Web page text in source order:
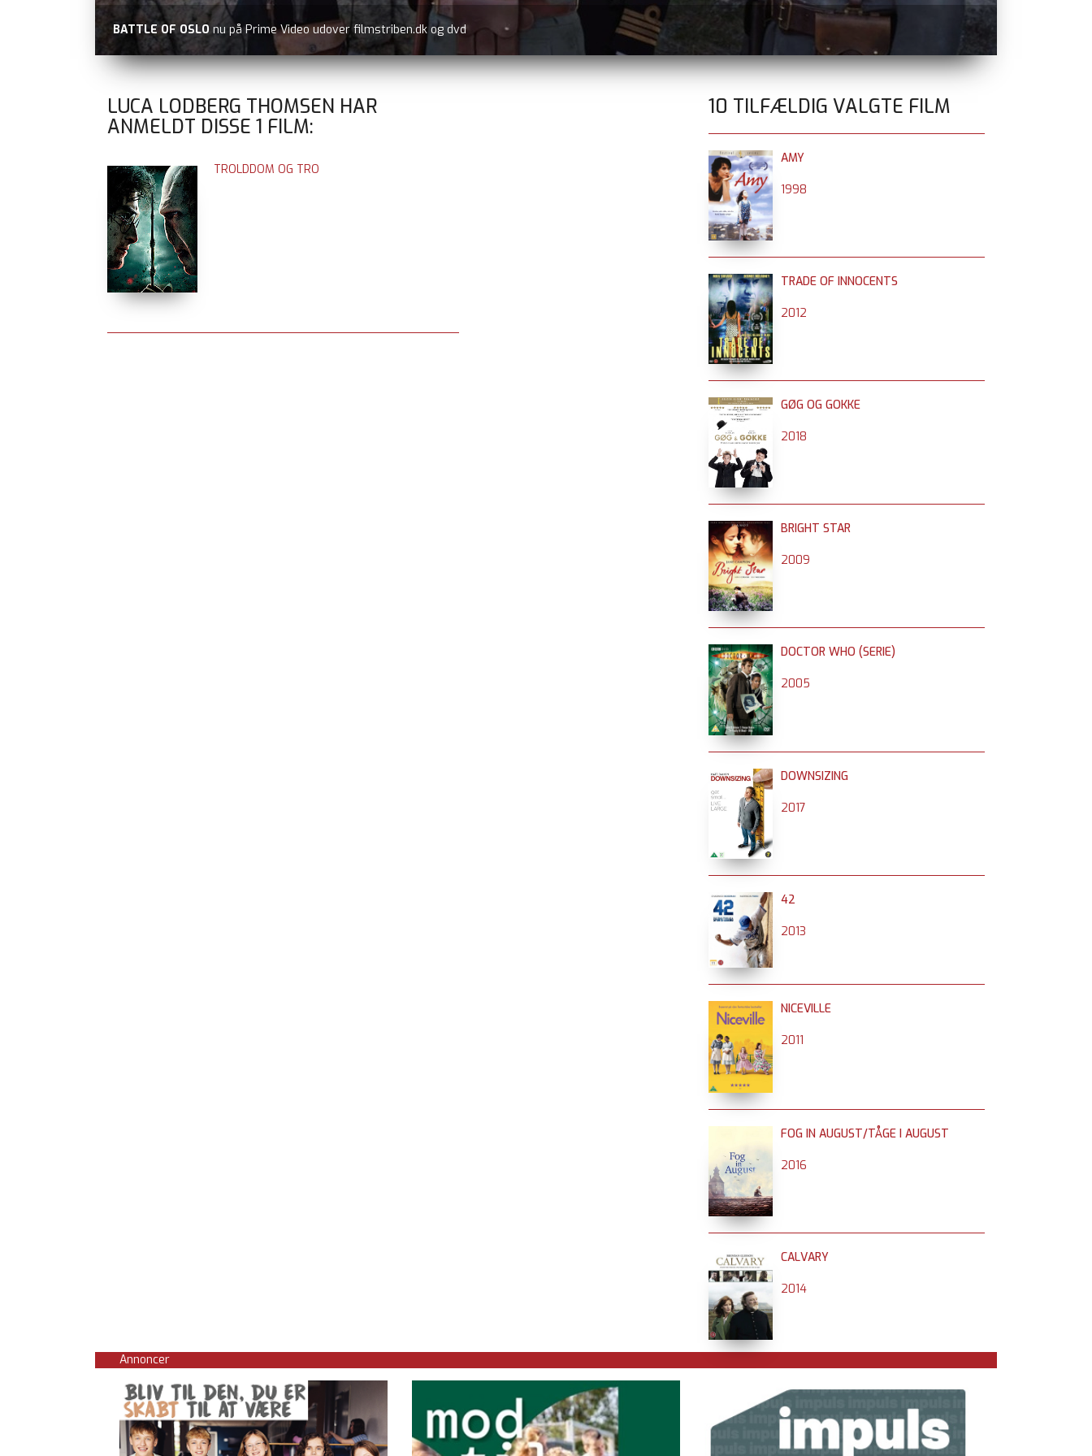
BATTLE OF OSLO nu på Prime Video udover filmstriben.dk og dvd
LUCA LODBERG THOMSEN HAR
ANMELDT DISSE 1 FILM:
TROLDDOM OG TRO
10 TILFÆLDIG VALGTE FILM
AMY
1998
TRADE OF INNOCENTS
2012
GØG OG GOKKE
2018
BRIGHT STAR
2009
DOCTOR WHO (SERIE)
2005
DOWNSIZING
2017
42
2013
NICEVILLE
2011
FOG IN AUGUST/TÅGE I AUGUST
2016
CALVARY
2014
Annoncer